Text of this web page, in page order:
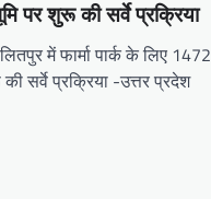
पर शुरू की सर्वे प्रक्रिया
में फार्मा पार्क के लिए 1472
सर्वे प्रक्रिया -उत्तर प्रदेश